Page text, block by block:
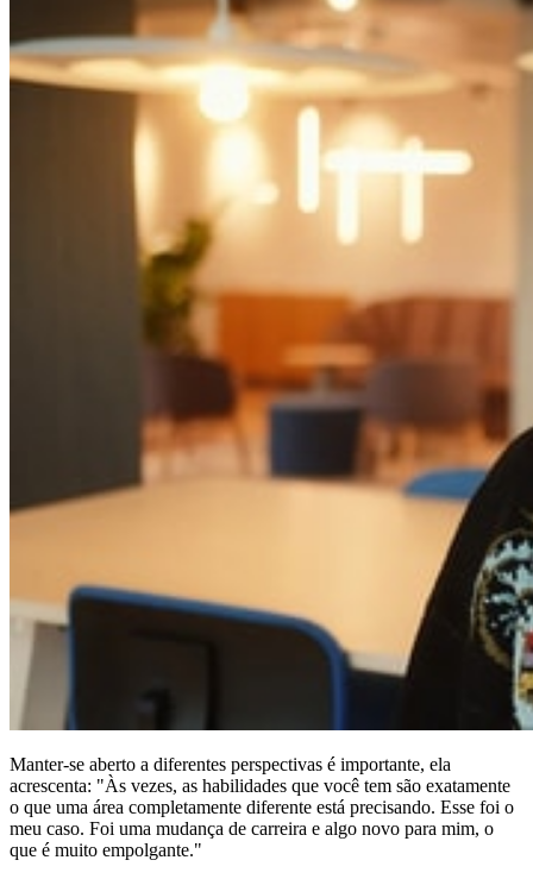
Manter-se aberto a diferentes perspectivas é importante, ela
acrescenta: "Às vezes, as habilidades que você tem são exatamente
o que uma área completamente diferente está precisando. Esse foi o
meu caso. Foi uma mudança de carreira e algo novo para mim, o
que é muito empolgante."